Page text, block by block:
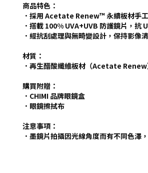
商品特色：
．採用 Acetate Renew™ 永續板材手
．搭載 100% UVA+UVB 防護鏡片，抗
．經抗刮處理與無畸變設計，保持影像
材質：
．再生醋酸纖維板材（Acetate Renew
購買附贈：
．CHIMI 品牌眼鏡盒
．眼鏡擦拭布
注意事項：
．墨鏡片拍攝因光線角度而有不同色澤